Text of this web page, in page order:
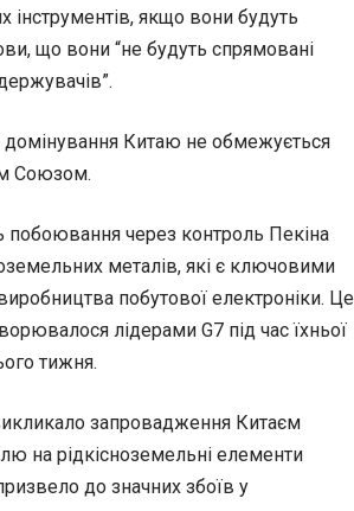
інструментів, якщо вони будуть
що вони “не будуть спрямовані
Китаю не обмежується
Союзом.
побоювання через контроль Пекіна
металів, які є ключовими
побутової електроніки. Це
лідерами G7 під час їхньої
тижня.
запровадження Китаєм
на рідкісноземельні елементи
до значних збоїв у